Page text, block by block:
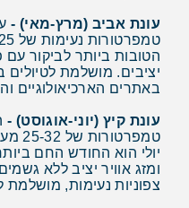
עונת אביב (מרץ-מאי) -
הטובות ביותר לביקור עם
יציבים. מושלמת לטיולים
באתרים הארכיאולוגיים
עונת קיץ (יוני-אוגוסט) -
ומזג אוויר יציב ללא
צפוניות נעימות, מושלמת